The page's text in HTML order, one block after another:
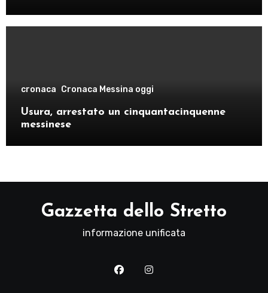
cronaca Cronaca Messina oggi
Usura, arrestato un cinquantacinquenne
messinese
Gazzetta dello Stretto
informazione unificata